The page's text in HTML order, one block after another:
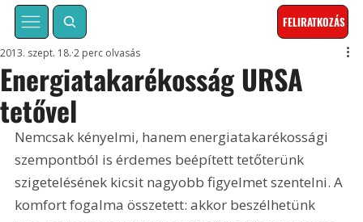
FELIRATKOZÁS
Energiatakarékosság URSA
tetővel
2013. szept. 18. 2 perc olvasás
Nemcsak kényelmi, hanem energiatakarékossági
szempontból is érdemes beépített tetőterünk
szigetelésének kicsit nagyobb figyelmet szentelni. A
komfort fogalma összetett: akkor beszélhetünk